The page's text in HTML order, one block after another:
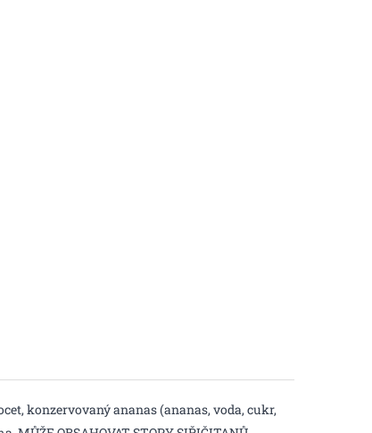
konzervovaný ananas (ananas, voda, cukr,